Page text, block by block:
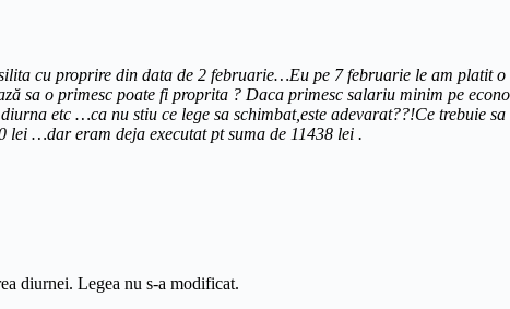
cu proprire din data de 2 februarie…Eu pe 7 februarie le am platit
sa o primesc poate fi proprita ? Daca primesc salariu minim pe
etc …ca nu stiu ce lege sa schimbat,este adevarat??!Ce trebuie
…dar eram deja executat pt suma de 11438 lei .
diurnei. Legea nu s-a modificat.